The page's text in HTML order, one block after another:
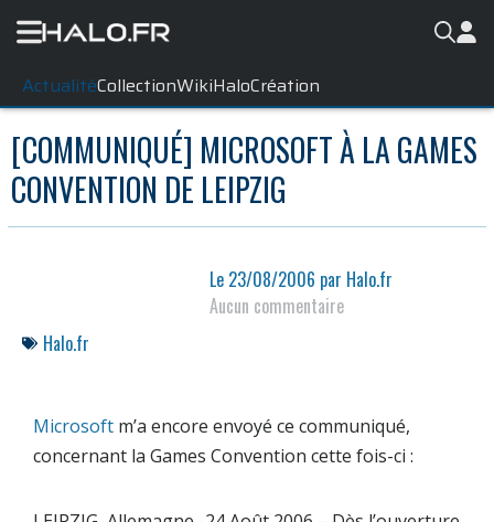
ActualitéCollectionWikiHaloCréation
[COMMUNIQUÉ] MICROSOFT À LA GAMES
CONVENTION DE LEIPZIG
Le 23/08/2006 par Halo.fr
Aucun commentaire
Halo.fr
Microsoft m’a encore envoyé ce communiqué,
concernant la Games Convention cette fois-ci :